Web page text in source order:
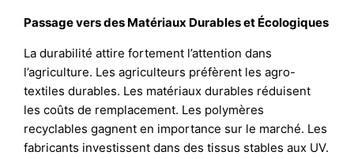
Passage vers des Matériaux Durables et Écologiques
La durabilité attire fortement l’attention dans
l’agriculture. Les agriculteurs préfèrent les agro-
textiles durables. Les matériaux durables réduisent
les coûts de remplacement. Les polymères
recyclables gagnent en importance sur le marché. Les
fabricants investissent dans des tissus stables aux UV.